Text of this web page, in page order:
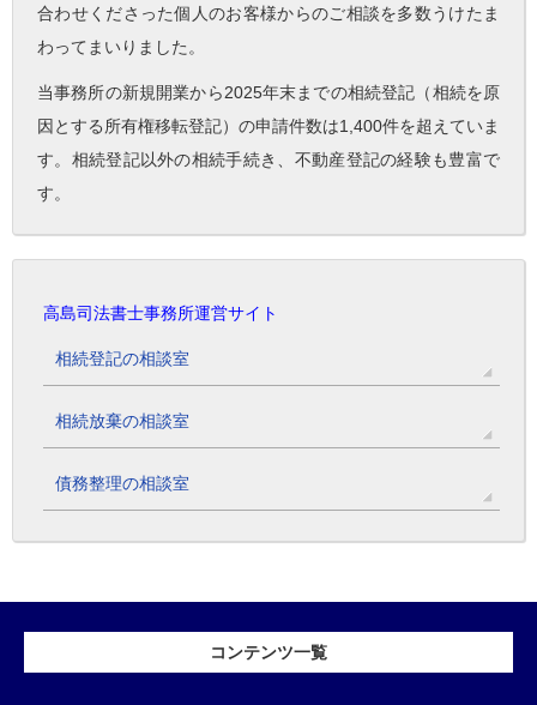
合わせくださった個人のお客様からのご相談を多数うけたま
わってまいりました。
当事務所の新規開業から2025年末までの相続登記（相続を原
因とする所有権移転登記）の申請件数は1,400件を超えていま
す。相続登記以外の相続手続き、不動産登記の経験も豊富で
す。
高島司法書士事務所運営サイト
相続登記の相談室
相続放棄の相談室
債務整理の相談室
コンテンツ一覧